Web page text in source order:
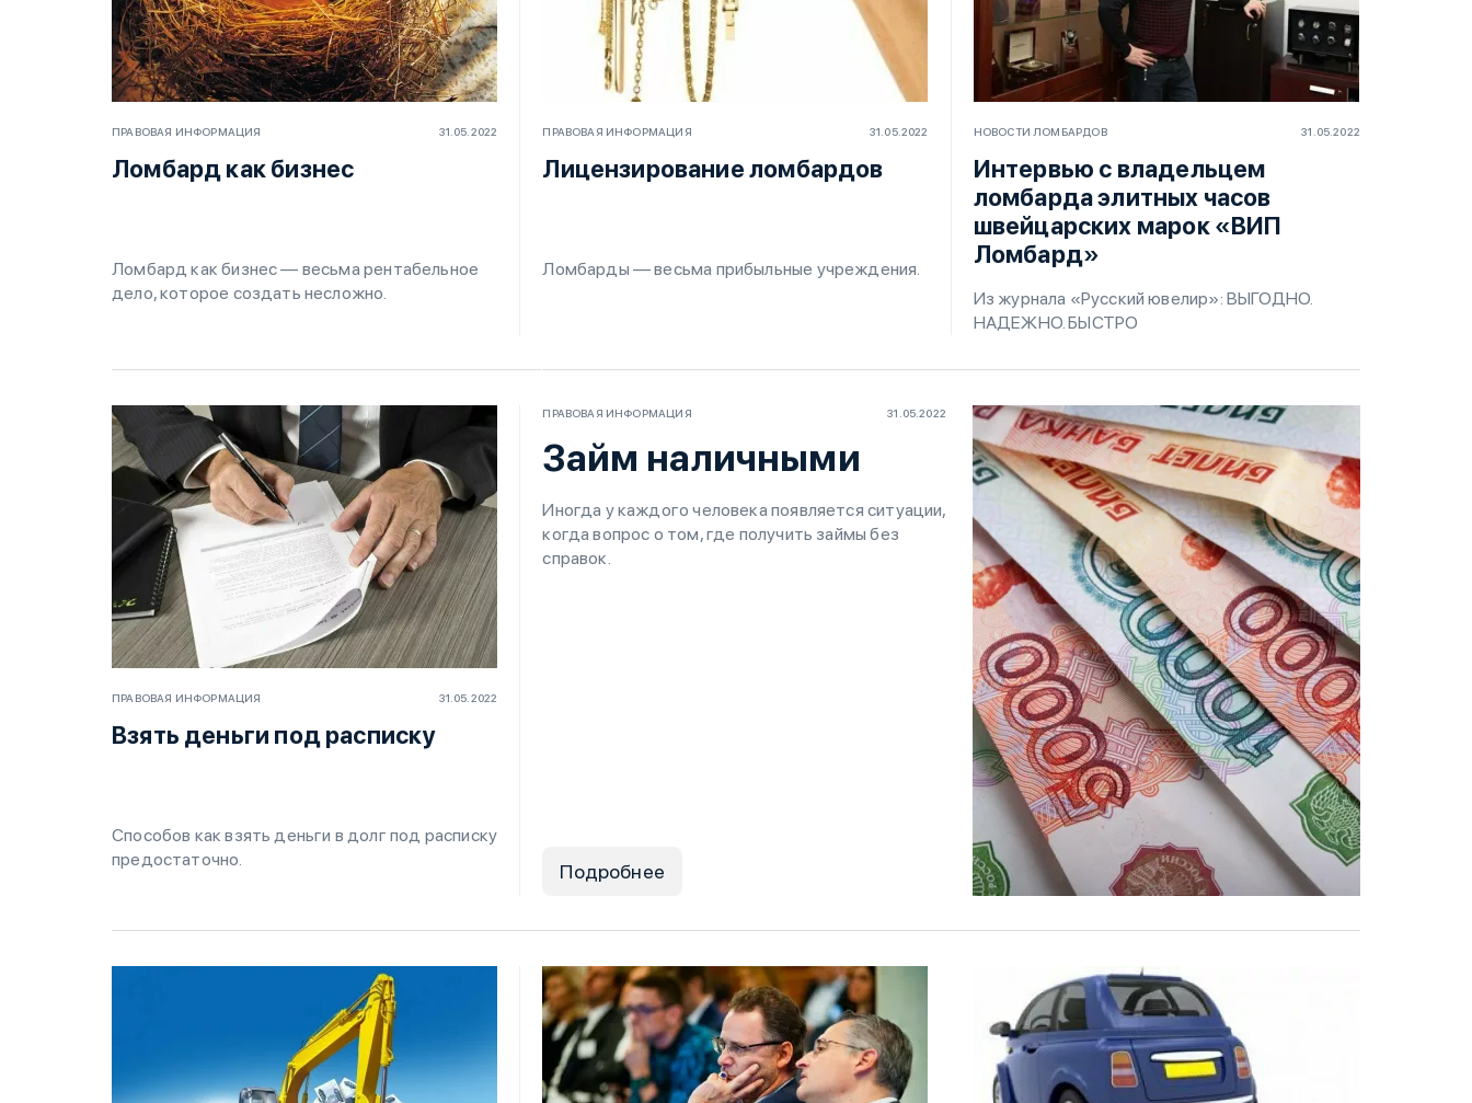
ПРАВОВАЯ ИНФОРМАЦИЯ 31.05.2022
Ломбард как бизнес
Ломбард как бизнес — весьма рентабельное
дело, которое создать несложно.
ПРАВОВАЯ ИНФОРМАЦИЯ 31.05.2022
Лицензирование ломбардов
Ломбарды — весьма прибыльные учреждения.
НОВОСТИ ЛОМБАРДОВ 31.05.2022
Интервью с владельцем
ломбарда элитных часов
швейцарских марок «ВИП
Ломбард»
Из журнала «Русский ювелир»: ВЫГОДНО.
НАДЕЖНО. БЫСТРО
ПРАВОВАЯ ИНФОРМАЦИЯ 31.05.2022
Взять деньги под расписку
Способов как взять деньги в долг под расписку
предостаточно.
ПРАВОВАЯ ИНФОРМАЦИЯ 31.05.2022
Займ наличными
Иногда у каждого человека появляется ситуации,
когда вопрос о том, где получить займы без
справок.
Подробнее